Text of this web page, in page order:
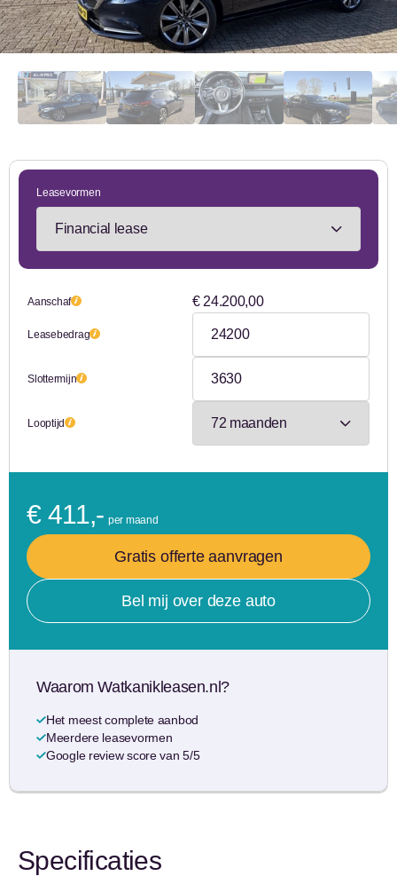
Leasevormen
Aanschaf € 24.200,00
Leasebedrag
Slottermijn
Looptijd
€ 411,- per maand
Gratis offerte aanvragen
Bel mij over deze auto
Waarom Watkanikleasen.nl?
Het meest complete aanbod
Meerdere leasevormen
Google review score van 5/5
Specificaties